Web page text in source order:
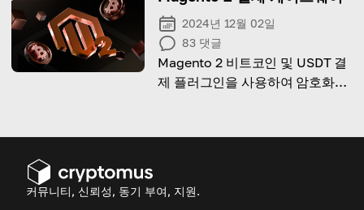
2024년 12월 02일
83 댓글
Magento 2 비트코인 및 USDT 결
제 플러그인을 사용하여 암호화폐
수 있는 결제 경험을 제공합니다.
커뮤니티, 신뢰성, 동기 부여, 지원.